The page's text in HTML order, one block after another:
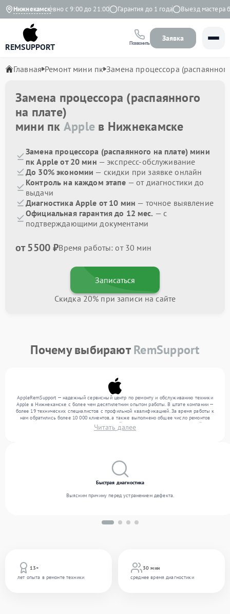
Нижнекамск
Ежедневно с 9:00 до 21:00 Гарантия до 1 года Выезд мастера
REMSUPPORT Позвонить
Заявка
Главная Ремонт мини пк Замена процессора
Замена процессора (распаянного
на плате)
мини пк Apple в Нижнекамске
Замена процессора (распаянного на плате) мини
пк Apple от 20 мин — экспресс-обслуживание
До 30% экономии — скидки при заявке онлайн
Контроль на каждом этапе — от диагностики до
выдачи
Диагностика Apple от 10 мин — точное выявление
Официальная гарантия до 12 мес. — с
подтверждающими документами
от 5500 ₽Время работы: от 30 мин
Записаться
Скидка 20% при записи на сайте
Почему выбираютRemSupport
AppleRemSupport — надежный сервисный центр по ремонту и обслуживанию техники
Apple в Нижнекамске с более чем десятилетним опытом работы. В штате компании —
более 19 технических специалистов с профильной квалификацией. За время работы к
нам обратились более 10 000 клиентов, а также выполнено общее число ремонтов
превысило 12 000. Ежемесячно в сервисный центр поступает более 300 устройств,
включая , , . Мы работаем с широким спектром неисправностей и обеспечиваем
Читать далее
13+
лет опыта в ремонте техники
30 мин
среднее время диагностики
Быстрая диагностика
Выясним причину перед устранением дефекта.